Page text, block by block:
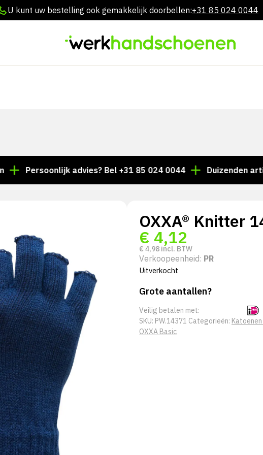
U kunt uw bestelling ook gemakkelijk doorbellen:+31 85 024 0044
Persoonlijk advies? Bel +31 85 024 0044 Duizenden
OXXA® Knitter
€ 4,12
€ 4,98 incl. BTW
Verkoopeenheid: PR
Uitverkocht
Grote aantallen?
Veilig betalen met:
SKU: PW.14371 Categorieën:
OXXA Basic